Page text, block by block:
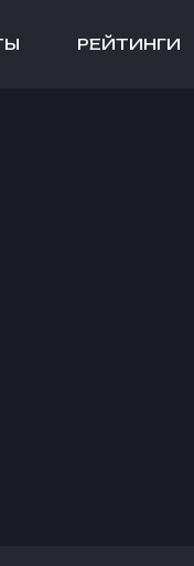
РЕЙТИНГИ